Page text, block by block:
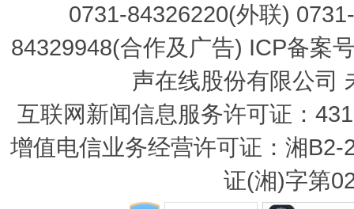
0731-84326220(外联)
84329948(合作及广告) ICP备案
声在线股份有限公司
互联网新闻信息服务许可证：
增值电信业务经营许可证：湘
证(湘)字第